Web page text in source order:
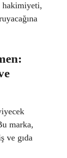
hakimiyeti,
marka,
ve gıda